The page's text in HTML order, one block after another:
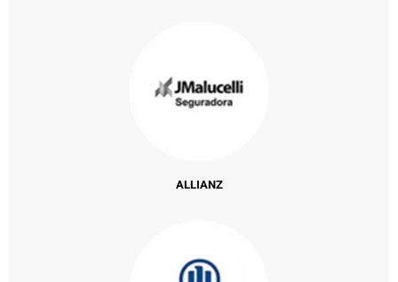
ALLIANZ